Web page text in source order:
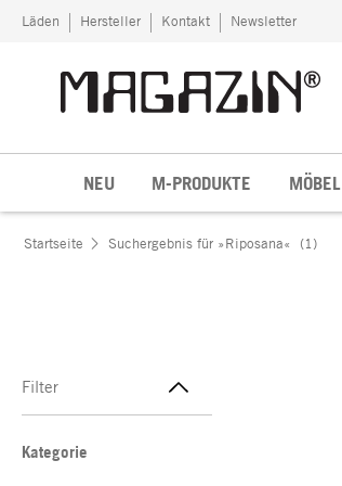
Zum Inhalt springen
Läden Hersteller Kontakt Newsletter
NEU M-PRODUKTE MÖBEL
Startseite Suchergebnis für »Riposana« (1)
Filter
Kategorie